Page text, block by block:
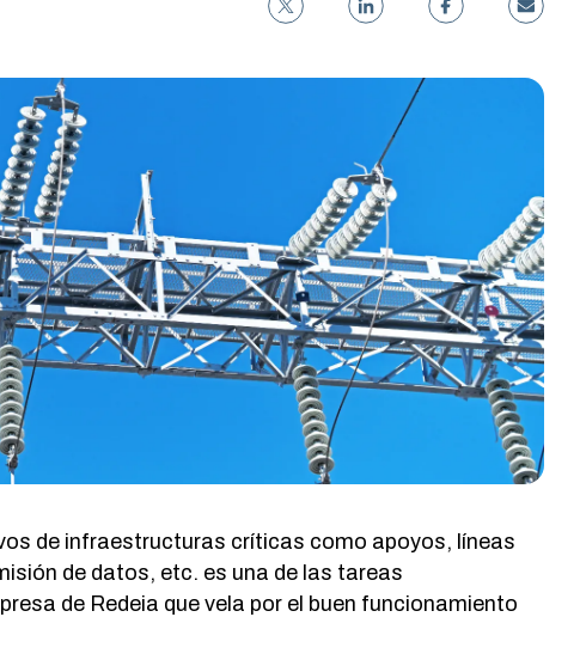
de infraestructuras críticas como apoyos, líneas
de datos, etc. es una de las tareas
de Redeia que vela por el buen funcionamiento